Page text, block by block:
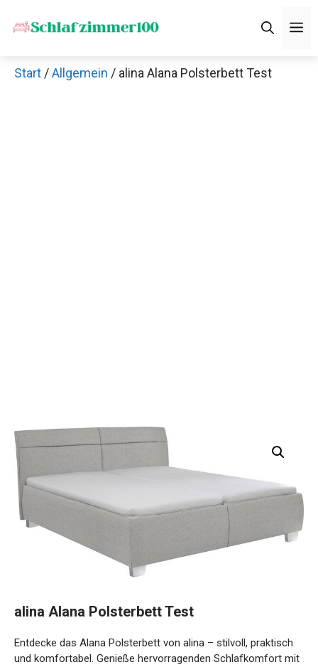
Inhalt
Start /Allgemein / alina Alana Polsterbett Test
alina Alana Polsterbett Test
Entdecke das Alana Polsterbett von alina – stilvoll, praktisch
und komfortabel. Genieße hervorragenden Schlafkomfort mit